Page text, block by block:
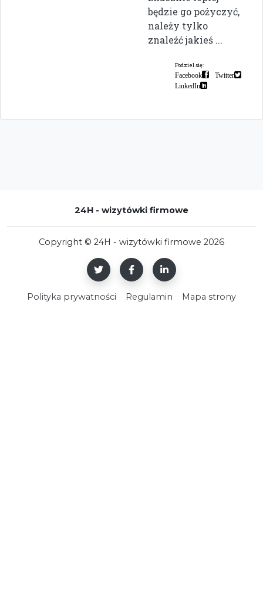
będzie go pożyczyć,
należy tylko
znaleźć jakieś ...
Podziel się:
Facebook
Twitter
LinkedIn
24H - wizytówki firmowe
Copyright © 24H - wizytówki firmowe 2026
Polityka prywatności Regulamin Mapa strony